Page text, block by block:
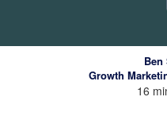
Ben
Growth
16